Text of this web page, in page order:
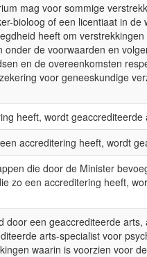
mag voor sommige
bioloog of een licentiaat in
heeft om
de voorwaarden en
en de overeenkomsten
voor geneeskundige
heeft, wordt geaccrediteerde
accreditering heeft, wordt
die door de Minister
zo een accreditering heeft,
door een geaccrediteerde
arts-specialist voor
waarin is voorzien voor